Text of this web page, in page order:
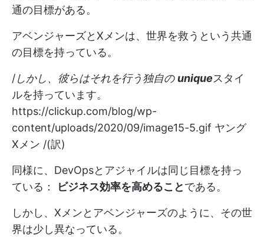
通の目標がある。
アベンジャーズとXメンは、世界を救うという共通
の目標を持っている。
/しかし、彼らはそれを行う独自の uniqueスタイ
ルを持っています。
https://clickup.com/blog/wp-
content/uploads/2020/09/image15-5.gif ヤング
Xメン /(訳)
同様に、DevOpsとアジャイルは同じ目標を持っ
ている：
ビジネス効率を高めることである。
しかし、Xメンとアベンジャーズのように、その世
界は少し異なっている。